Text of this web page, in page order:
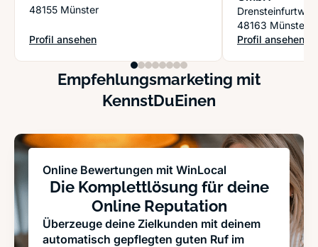
48155 Münster
Profil ansehen
: Möbeltaxi.com
48163 Münster
Profil ansehen
: Laarmann
Empfehlungsmarketing mit
KennstDuEinen
Online Bewertungen mit WinLocal
Die Komplettlösung für deine
Online Reputation
Überzeuge deine Zielkunden mit deinem
automatisch gepflegten guten Ruf im